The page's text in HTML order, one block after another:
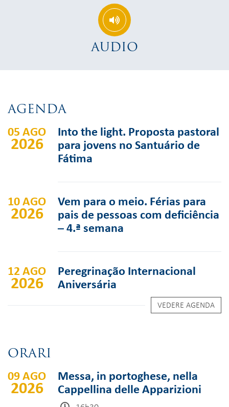
AUDIO
AGENDA
05 AGO
2026
Into the light. Proposta pastoral
para jovens no Santuário de
Fátima
10 AGO
2026
Vem para o meio. Férias para
pais de pessoas com deficiência
– 4.ª semana
12 AGO
2026
Peregrinação Internacional
Aniversária
VEDERE AGENDA
ORARI
09 AGO
2026
Messa, in portoghese, nella
Cappellina delle Apparizioni